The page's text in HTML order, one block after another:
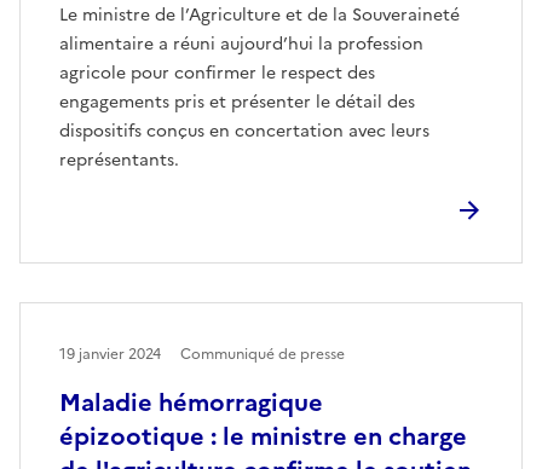
Le ministre de l’Agriculture et de la Souveraineté
alimentaire a réuni aujourd’hui la profession
agricole pour confirmer le respect des
engagements pris et présenter le détail des
dispositifs conçus en concertation avec leurs
représentants.
Maladie hémorragique
épizootique : le ministre en charge
19 janvier 2024 Communiqué de presse